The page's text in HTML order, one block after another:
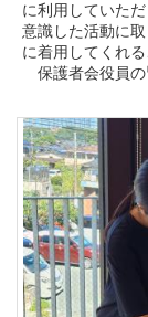
に利用していた
意識した活動に
に着用してくれる
保護者会役員の